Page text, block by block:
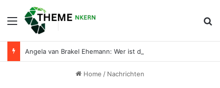
Menu
Home / Nachrichten